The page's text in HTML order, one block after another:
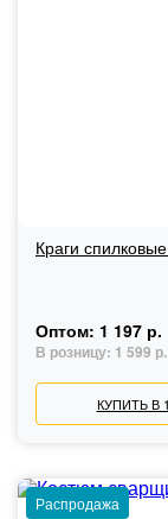
Краги
Оптом: 1 197 р.
В розницу: 1 599 р.
КУПИТЬ В
Распродажа